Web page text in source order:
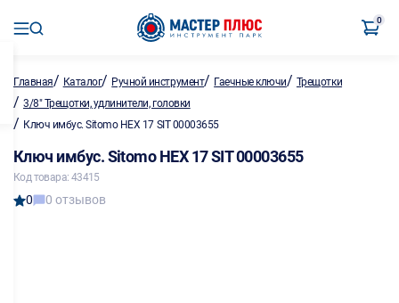
0
Главная/ Каталог/ Ручной инструмент/ Гаечные ключи/ Трещотки
/ 3/8" Трещотки, удлинители, головки
/ Ключ имбус. Sitomo HEX 17 SIT 00003655
Ключ имбус. Sitomo HEX 17 SIT 00003655
Код товара: 43415
0 0 отзывов